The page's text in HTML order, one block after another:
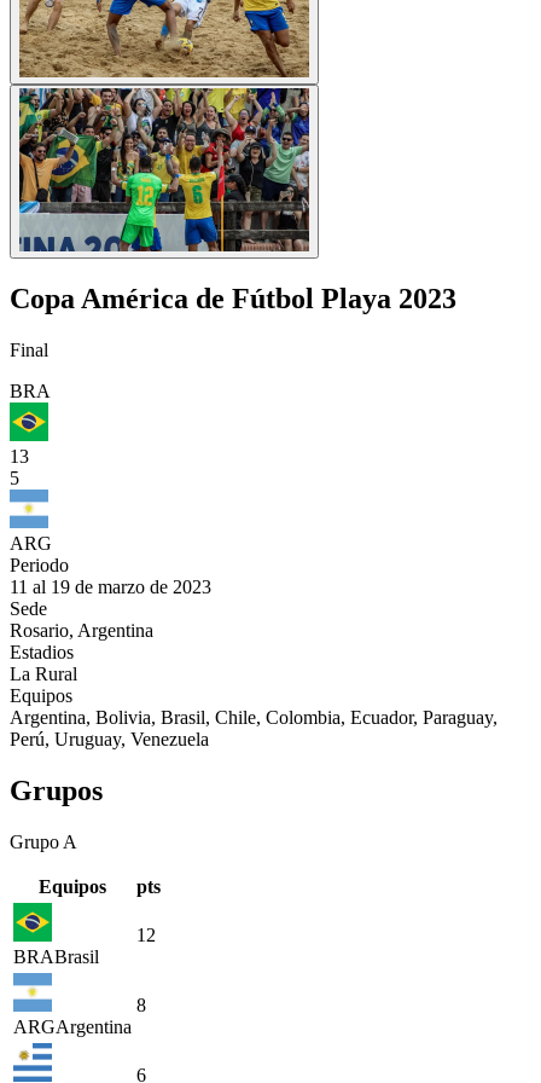
Copa América de Fútbol Playa 2023
Final
BRA
13
5
ARG
Periodo
11 al 19 de marzo de 2023
Sede
Rosario, Argentina
Estadios
La Rural
Equipos
Argentina, Bolivia, Brasil, Chile, Colombia, Ecuador, Paraguay,
Perú, Uruguay, Venezuela
Grupos
Grupo A
Equipos pts
BRABrasil
12
ARGArgentina
8
6